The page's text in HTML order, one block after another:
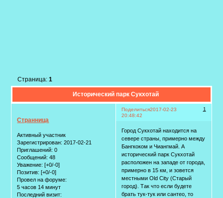
Исторический парк Сукхотай
Страница: 1
Поделиться 1
2017-02-23
20:48:42
Странница
Активный участник
Зарегистрирован: 2017-02-21
Приглашений: 0
Сообщений: 48
Уважение: [+0/-0]
Позитив: [+0/-0]
Провел на форуме:
5 часов 14 минут
Последний визит:
Город Сукхотай находится на
севере страны, примерно между
Бангкоком и Чиангмай. А
исторический парк Сукхотай
расположен на западе от города,
примерно в 15 км, и зовется
местными Old City (Старый
город). Так что если будете
брать тук-тук или сантео, то